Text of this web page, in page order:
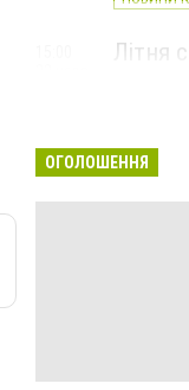
Літня
ОГОЛОШЕННЯ